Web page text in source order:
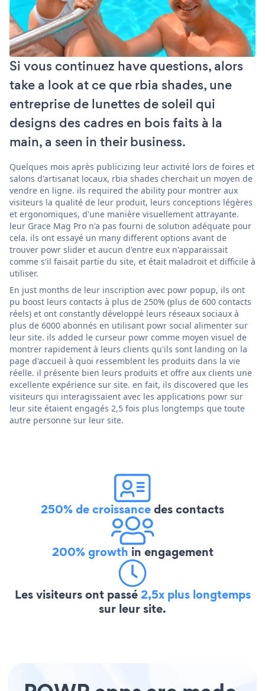
Si vous continuez have questions, alors
take a look at ce que rbia shades, une
entreprise de lunettes de soleil qui
designs des cadres en bois faits à la
main, a seen in their business.
Quelques mois après publicizing leur activité lors de foires et
salons d'artisanat locaux, rbia shades cherchait un moyen de
vendre en ligne. ils required the ability pour montrer aux
visiteurs la qualité de leur produit, leurs conceptions légères
et ergonomiques, d'une manière visuellement attrayante.
leur Grace Mag Pro n'a pas fourni de solution adéquate pour
cela. ils ont essayé un many different options avant de
trouver powr slider et aucun d'entre eux n'apparaissait
comme s'il faisait partie du site, et était maladroit et difficile à
utiliser.
En just months de leur inscription avec powr popup, ils ont
pu boost leurs contacts à plus de 250% (plus de 600 contacts
réels) et ont constantly développé leurs réseaux sociaux à
plus de 6000 abonnés en utilisant powr social alimenter sur
leur site. ils added le curseur powr comme moyen visuel de
montrer rapidement à leurs clients qu'ils sont landing on la
page d'accueil à quoi ressemblent les produits dans la vie
réelle. il présente bien leurs produits et offre aux clients une
excellente expérience sur site. en fait, ils discovered que les
visiteurs qui interagissaient avec les applications powr sur
leur site étaient engagés 2,5 fois plus longtemps que toute
autre personne sur leur site.
250% de croissancedes contacts
200% growth in engagement
Les visiteurs ont passé2,5x plus longtemps
sur leur site.